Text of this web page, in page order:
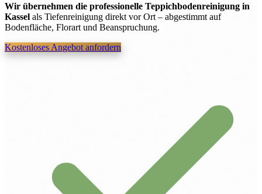
Wir übernehmen die professionelle Teppichbodenreinigung in
Kassel als Tiefenreinigung direkt vor Ort – abgestimmt auf
Bodenfläche, Florart und Beanspruchung.
Kostenloses Angebot anfordern